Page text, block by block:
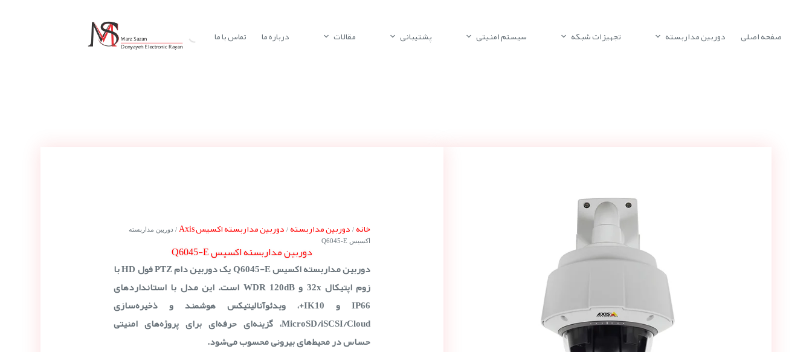
صفحه اصلی دوربین مداربسته تجهیزات شبکه سیستم امنیتی پشتیبانی مقالات درباره ما تماس با ما
خانه/ دوربین مداربسته/ دوربین مداربسته اکسیس Axis
/ دوربین مداربسته
اکسیس Q6045-E
دوربین مداربسته اکسیس Q6045-E
دوربین مداربسته اکسیس Q6045-E
یک دوربین دام PTZ فول HD با
زوم اپتیکال 32x و WDR 120dB است. این مدل با استانداردهای
IP66 و IK10+، ویدئوآنالیتیکس هوشمند و ذخیره‌سازی
MicroSD/iSCSI/Cloud، گزینه‌ای حرفه‌ای برای پروژه‌های امنیتی
حساس در محیط‌های بیرونی محسوب می‌شود.